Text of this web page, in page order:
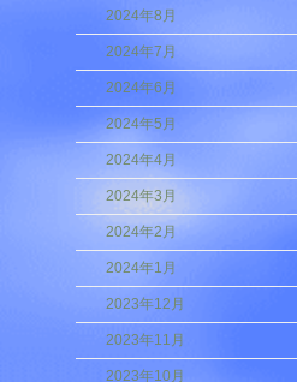
2024年8月
2024年7月
2024年6月
2024年5月
2024年4月
2024年3月
2024年2月
2024年1月
2023年12月
2023年11月
2023年10月